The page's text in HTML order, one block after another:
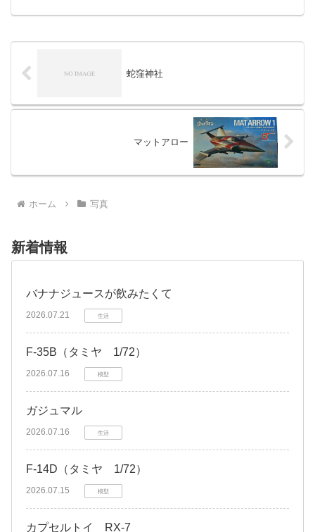
から秋にかけて赤い花を咲かせる。学名
蛇窪神社
マットアロー
ホーム 写真
新着情報
バナナジュースが飲みたくて
2026.07.21 生活
F-35B（タミヤ 1/72）
2026.07.16 模型
ガジュマル
2026.07.16 生活
F-14D（タミヤ 1/72）
2026.07.15 模型
カプセルトイ RX-7